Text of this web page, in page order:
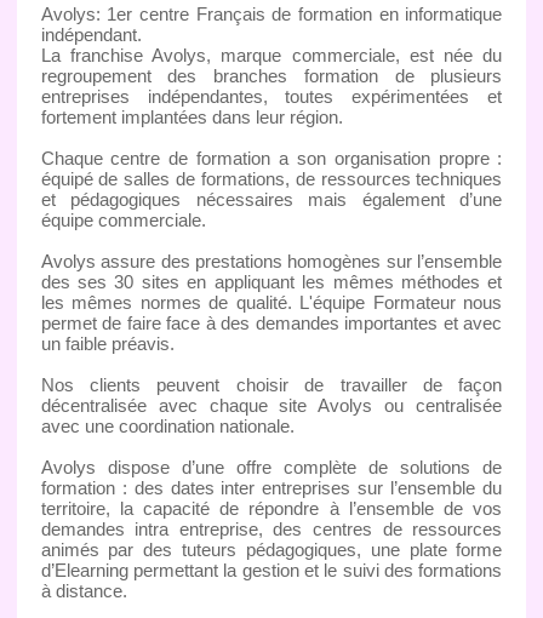
Avolys: 1er centre Français de formation en informatique
indépendant.
La franchise Avolys, marque commerciale, est née du
regroupement des branches formation de plusieurs
entreprises indépendantes, toutes expérimentées et
fortement implantées dans leur région.
Chaque centre de formation a son organisation propre :
équipé de salles de formations, de ressources techniques
et pédagogiques nécessaires mais également d’une
équipe commerciale.
Avolys assure des prestations homogènes sur l’ensemble
des ses 30 sites en appliquant les mêmes méthodes et
les mêmes normes de qualité. L'équipe Formateur nous
permet de faire face à des demandes importantes et avec
un faible préavis.
Nos clients peuvent choisir de travailler de façon
décentralisée avec chaque site Avolys ou centralisée
avec une coordination nationale.
Avolys dispose d’une offre complète de solutions de
formation : des dates inter entreprises sur l’ensemble du
territoire, la capacité de répondre à l’ensemble de vos
demandes intra entreprise, des centres de ressources
animés par des tuteurs pédagogiques, une plate forme
d’Elearning permettant la gestion et le suivi des formations
à distance.